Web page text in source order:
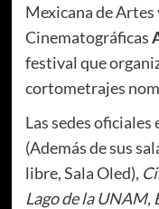
Mexicana de Artes
Cinematográficas
festival que
cortometrajes
Las sedes oficiales
(Además de sus
libre, Sala Oled),
Lago de la UNAM,